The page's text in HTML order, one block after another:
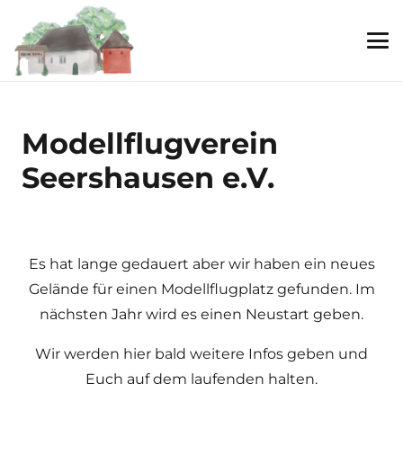
Modellflugverein
Seershausen e.V.
Es hat lange gedauert aber wir haben ein neues
Gel ände für einen Modellflugplatz gefunden. Im
nächsten Jahr wird es einen Neustart geben.
Wir werden hier bald weitere Infos geben und
Euch auf dem laufenden halten.